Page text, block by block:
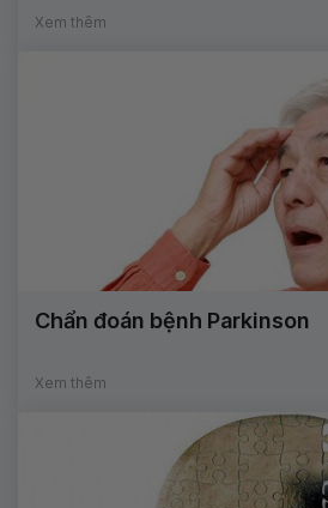
Xem thêm
Chẩn đoán bệnh Parkinson
Xem thêm